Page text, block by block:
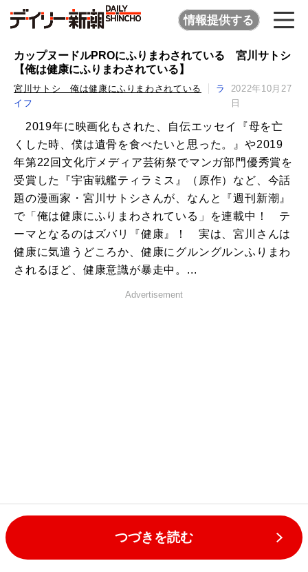
情報提供する
カップヌードルPROにふりまわされている 宮川サトシ
【俺は健康にふりまわされている】
宮川サトシ 俺は健康にふりまわされている
ラ
イフ
2022年10月27
日
2019年に映画化もされた、自伝エッセイ『母を亡
くした時、僕は遺骨を食べたいと思った。』や2019
年第22回文化庁メディア芸術祭でマンガ部門優秀賞を
受賞した『宇宙戦艦ティラミス』（原作）など、今話
題の漫画家・宮川サトシさんが、なんと『週刊新潮』
で「俺は健康にふりまわされている」を連載中！ テ
ーマとなるのはズバリ『健康』！ 実は、宮川さんは
健康に気遣うどころか、健康にグルングルンふりまわ
されるほど、健康意識が暴走中。...
Advertisement
つづきを読む